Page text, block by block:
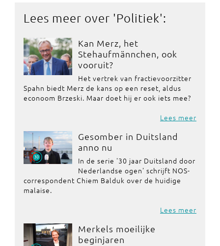
Lees meer over 'Politiek':
Kan Merz, het
Stehaufmännchen, ook
vooruit?
Het vertrek van fractievoorzitter
Spahn biedt Merz de kans op een reset, aldus
econoom Brzeski. Maar doet hij er ook iets mee?
Lees meer
Gesomber in Duitsland
anno nu
In de serie '30 jaar Duitsland door
Nederlandse ogen' schrijft NOS-
correspondent Chiem Balduk over de huidige
malaise.
Lees meer
Merkels moeilijke
beginjaren